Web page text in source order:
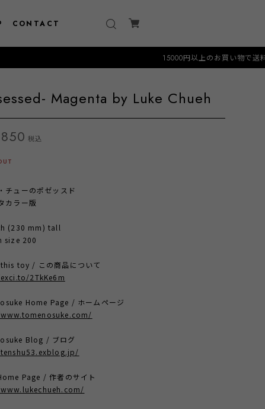
CONTACT
15000円以上のお買い物で送料無料クー
Magenta by Luke Chueh
税込
チューのポゼッスド
カラー版
(230 mm) tall
size 200
toy / この商品について
2TkKe6m
Home Page / ホームページ
Blog / ブログ
Page / 作者のサイト